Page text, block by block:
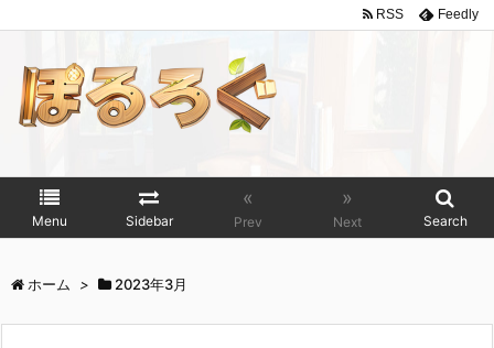
Menu Sidebar
«
Prev
»
Next Search
RSS Feedly
ホーム > 2023年3月